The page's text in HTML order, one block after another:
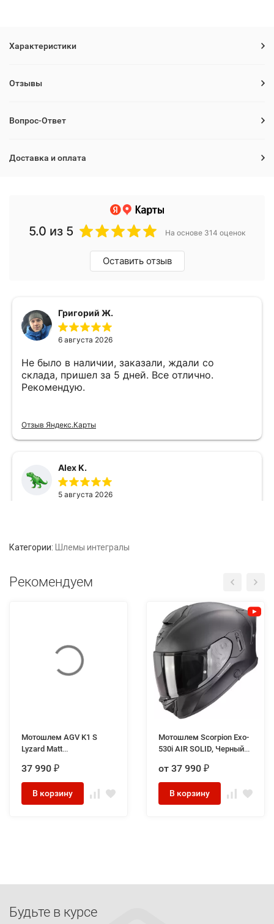
Характеристики
Отзывы
Вопрос-Ответ
Доставка и оплата
Категории: Шлемы интегралы
Рекомендуем
Мотошлем AGV K1 S
Lyzard Matt
37 990 ₽
В корзину
Мотошлем Scorpion Exo-
530i AIR SOLID, Черный
от 37 990 ₽
В корзину
Будьте в курсе